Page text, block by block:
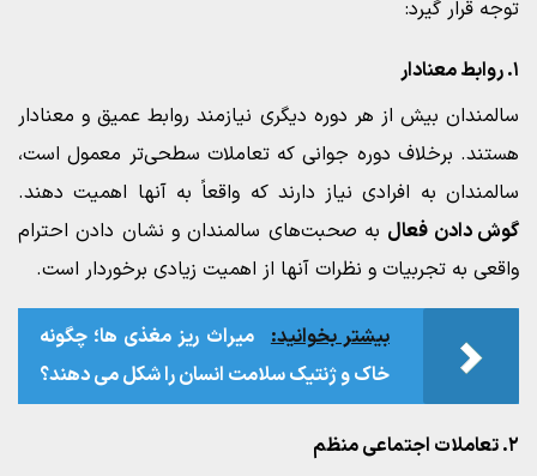
توجه قرار گیرد:
۱. روابط معنادار
سالمندان بیش از هر دوره دیگری نیازمند روابط عمیق و معنادار
هستند. برخلاف دوره جوانی که تعاملات سطحی‌تر معمول است،
سالمندان به افرادی نیاز دارند که واقعاً به آنها اهمیت دهند.
گوش دادن فعال به صحبت‌های سالمندان و نشان دادن احترام
واقعی به تجربیات و نظرات آنها از اهمیت زیادی برخوردار است.
بیشتر بخوانید: میراث ریز مغذی‌ ها؛ چگونه
خاک و ژنتیک سلامت انسان را شکل می‌ دهند؟
۲. تعاملات اجتماعی منظم